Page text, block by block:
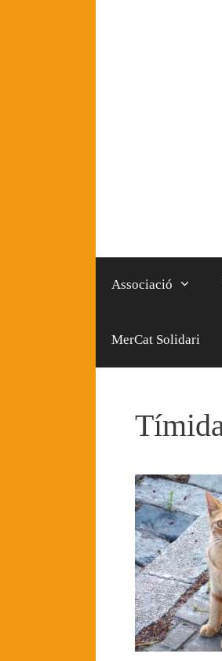
Associació
MerCat Solidari